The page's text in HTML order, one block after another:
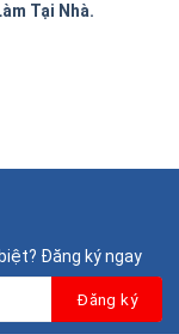
Tại Nhà.
Đăng ký ngay